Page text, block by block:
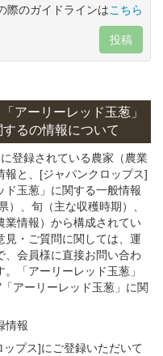
際のガイドラインはこちら
投稿
「アーリーレッド玉葱」
するの情報について
登録されている農家（農業
と、[ジャパンクロップス]
玉葱」 に関する一般情報
）、旬（主な収穫時期）、
業情報）から構成されてい
見・ご質問に関しては、運
、会員様に直接お問い合わ
「アーリーレッド玉葱」
アーリーレッド玉葱」に関
情報
プス]にご登録いただいて